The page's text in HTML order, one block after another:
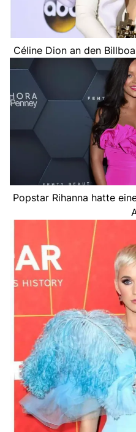
Céline Dion an den
Popstar Rihanna hatte